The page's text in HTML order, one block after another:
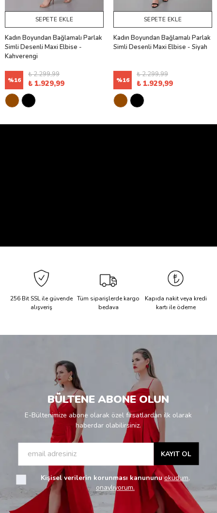
SEPETE EKLE
Kadın Boyundan Bağlamalı Parlak
Simli Desenli Maxi Elbise -
Kahverengi
%16
₺ 2.299,99
₺ 1.929,99
SEPETE EKLE
Kadın Boyundan Bağlamalı Parlak
Simli Desenli Maxi Elbise - Siyah
%16
₺ 2.299,99
₺ 1.929,99
256 Bit SSL ile güvende
alışveriş
Tüm siparişlerde kargo
bedava
Kapıda nakit veya kredi
kartı ile ödeme
BÜLTENE ABONE OLUN
E-Bültenimize abone olarak özel fırsatlardan ilk olarak
haberdar olabilirsiniz.
KAYIT OL
Kişisel verilerin korunması kanununu okudum,
onaylıyorum.